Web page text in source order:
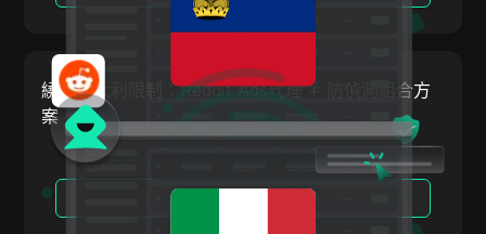
Cash App
ClickBank
Coinbase
葡萄牙
阿根廷
奧地利
比利時
保加利亞
繞過義大利限制：Reddit Ads代理 + 防偵測組合方
案